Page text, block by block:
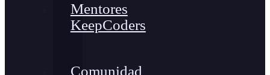
Mentores
KeepCoders
Comunidad